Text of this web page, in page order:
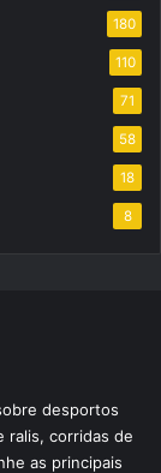
180
110
71
58
18
8
desportos
ralis, corridas de
as principais